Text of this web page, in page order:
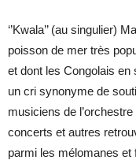
‘’Kwala’’ (au singulier)
poisson de mer très
et dont les Congolais
un cri synonyme de
musiciens de
concerts et autres
parmi les mélomanes et